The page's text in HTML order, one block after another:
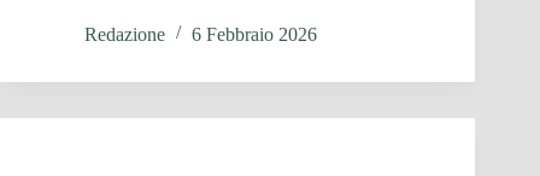
Redazione 6 Febbraio 2026